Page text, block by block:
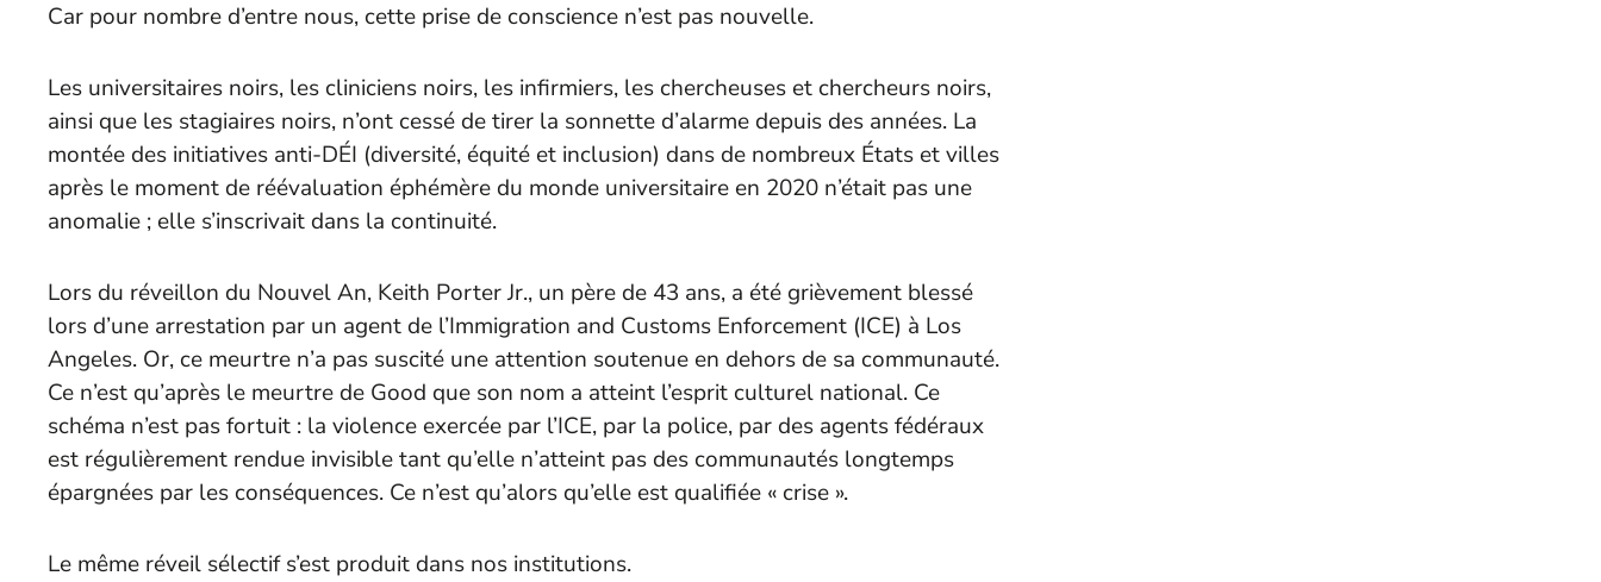
Car pour nombre d’entre nous, cette prise de conscience n’est pas nouvelle.
Les universitaires noirs, les cliniciens noirs, les infirmiers, les chercheuses et chercheurs noirs,
ainsi que les stagiaires noirs, n’ont cessé de tirer la sonnette d’alarme depuis des années. La
montée des initiatives anti-DÉI (diversité, équité et inclusion) dans de nombreux États et villes
après le moment de réévaluation éphémère du monde universitaire en 2020 n’était pas une
anomalie ; elle s’inscrivait dans la continuité.
Lors du réveillon du Nouvel An, Keith Porter Jr., un père de 43 ans, a été grièvement blessé
lors d’une arrestation par un agent de l’Immigration and Customs Enforcement (ICE) à Los
Angeles. Or, ce meurtre n’a pas suscité une attention soutenue en dehors de sa communauté.
Ce n’est qu’après le meurtre de Good que son nom a atteint l’esprit culturel national. Ce
schéma n’est pas fortuit : la violence exercée par l’ICE, par la police, par des agents fédéraux
est régulièrement rendue invisible tant qu’elle n’atteint pas des communautés longtemps
épargnées par les conséquences. Ce n’est qu’alors qu’elle est qualifiée « crise ».
Le même réveil sélectif s’est produit dans nos institutions.